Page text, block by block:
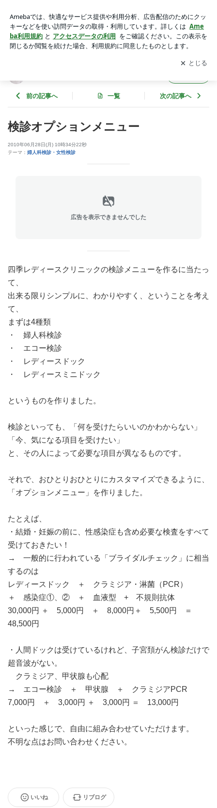
アプリをダウンロードして ブログの更新通知
を受け取りまし
ょう。
開く
前の記事へ 一覧 次の記事へ
検診オプションメニュー
2010年06月28日(月) 10時34分22秒
テーマ： 婦人科検診・女性検診
広告を表示できませんでした
四季レディースクリニックの検診メニューを作るに当たっ
て、
出来る限りシンプルに、わかりやすく、ということを考え
て、
まずは4種類
・ 婦人科検診
・ エコー検診
・ レディースドック
・ レディースミニドック
というものを作りました。
検診といっても、「何を受けたらいいのかわからない」
「今、気になる項目を受けたい」
と、その人によって必要な項目が異なるものです。
それで、おひとりおひとりにカスタマイズできるように、
「オプションメニュー」を作りました。
たとえば、
・結婚・妊娠の前に、性感染症も含め必要な検査をすべて
受けておきたい！
→ 一般的に行われている「ブライダルチェック」に相当
するのは
レディースドック ＋ クラミジア・淋菌（PCR）
＋ 感染症①、② ＋ 血液型 + 不規則抗体
30,000円 ＋ 5,000円 ＋ 8,000円＋ 5,500円 ＝
48,500円
・人間ドックは受けているけれど、子宮頚がん検診だけで
超音波がない。
クラミジア、甲状腺も心配
→ エコー検診 ＋ 甲状腺 ＋ クラミジアPCR
7,000円 ＋ 3,000円 ＋ 3,000円 ＝ 13,000円
といった感じで、自由に組み合わせていただけます。
不明な点はお問い合わせください。
いいね リブログ